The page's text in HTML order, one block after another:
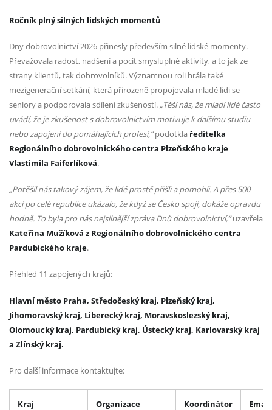
Ročník plný silných lidských momentů
Dny dobrovolnictví 2026 přinesly především silné lidské momenty.
Převažovala radost, nadšení a pocit smysluplné aktivity, a to jak ze
strany klientů, tak dobrovolníků. Významnou roli hrála také
mezigenerační setkání, která přirozeně propojovala mladé lidi se
seniory a podporovala sdílení zkušeností.„Těší nás, že mladí lidé často
uvádí, že je zkušenost s dobrovolnictvím motivuje k dalšímu studiu
nebo zapojení do pomáhajících profesí,“podotklaředitelka
Regionálního dobrovolnického centra Plzeňského kraje
Vlastimila Faiferlíková.
„Potěšil nás takový zájem, že lidé prostě přišli a pomohli. A přes 500
akcí po celé republice ukázalo, že když se Česko spojí, dokáže opravdu
hodně. To byla pro nás nejsilnější zpráva Dnů dobrovolnictví,“uzavřela
Kateřina Mužíková z Regionálního dobrovolnického centra
Pardubického kraje.
Přehled 11 zapojených krajů:
Hlavní město Praha, Středočeský kraj, Plzeňský kraj,
Jihomoravský kraj, Liberecký kraj, Moravskoslezský kraj,
Olomoucký kraj, Pardubický kraj, Ústecký kraj, Karlovarský kraj
a Zlínský kraj.
Pro další informace kontaktujte:
Kraj Organizace Koordinátor Email